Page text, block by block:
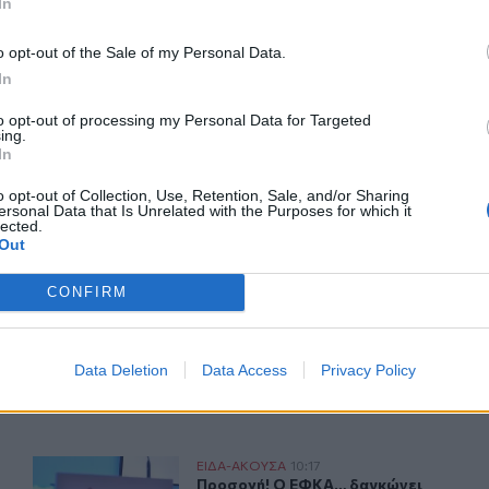
opt-out of the Sale of my Personal Data.
opt-out of processing my Personal Data for Targeted
opt-out of Collection, Use, Retention, Sale, and/or Sharing
Data that Is Unrelated with the Purposes for which it
CONFIRM
Data Deletion Data Access Privacy Policy
Πυροσβέστες Χανιά
του CRETALIVE
ΕΊΔΗΣΗ
ονόματαΠροσοχή! Ο ΕΦΚΑ… δαγκώνει τους ανυποψίαστους
ΕΙΔΑ-ΑΚΟΥΣΑ 10:17
Προσοχή! Ο ΕΦΚΑ… δαγκώνει